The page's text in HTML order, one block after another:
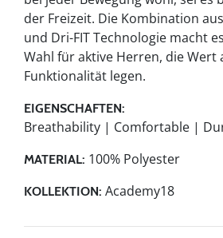
der Freizeit. Die Kombination
und Dri-FIT Technologie macht
Wahl für aktive Herren, die
Funktionalität legen.
EIGENSCHAFTEN:
Breathability | Comfortable |
MATERIAL: 100% Polyester
KOLLEKTION: Academy18